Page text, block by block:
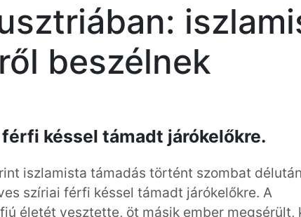
beszélnek
késsel támadt járókelőkre.
iszlamista támadás történt szombat délután
szíriai férfi késsel támadt járókelőkre. A
életét vesztette, öt másik ember megsérült,